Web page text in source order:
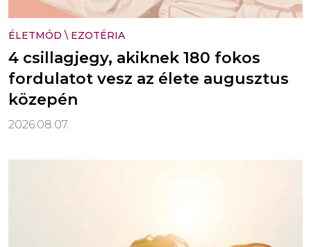
ÉLETMÓD \ EZOTÉRIA
4 csillagjegy, akiknek 180 fokos
fordulatot vesz az élete augusztus
közepén
2026.08.07.